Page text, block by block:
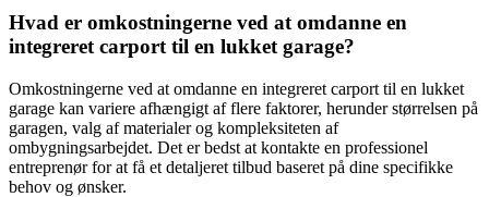
Hvad er omkostningerne ved at omdanne en
integreret carport til en lukket garage?
Omkostningerne ved at omdanne en integreret carport til en lukket
garage kan variere afhængigt af flere faktorer, herunder størrelsen på
garagen, valg af materialer og kompleksiteten af ​​
ombygningsarbejdet. Det er bedst at kontakte en professionel
entreprenør for at få et detaljeret tilbud baseret på dine specifikke
behov og ønsker.